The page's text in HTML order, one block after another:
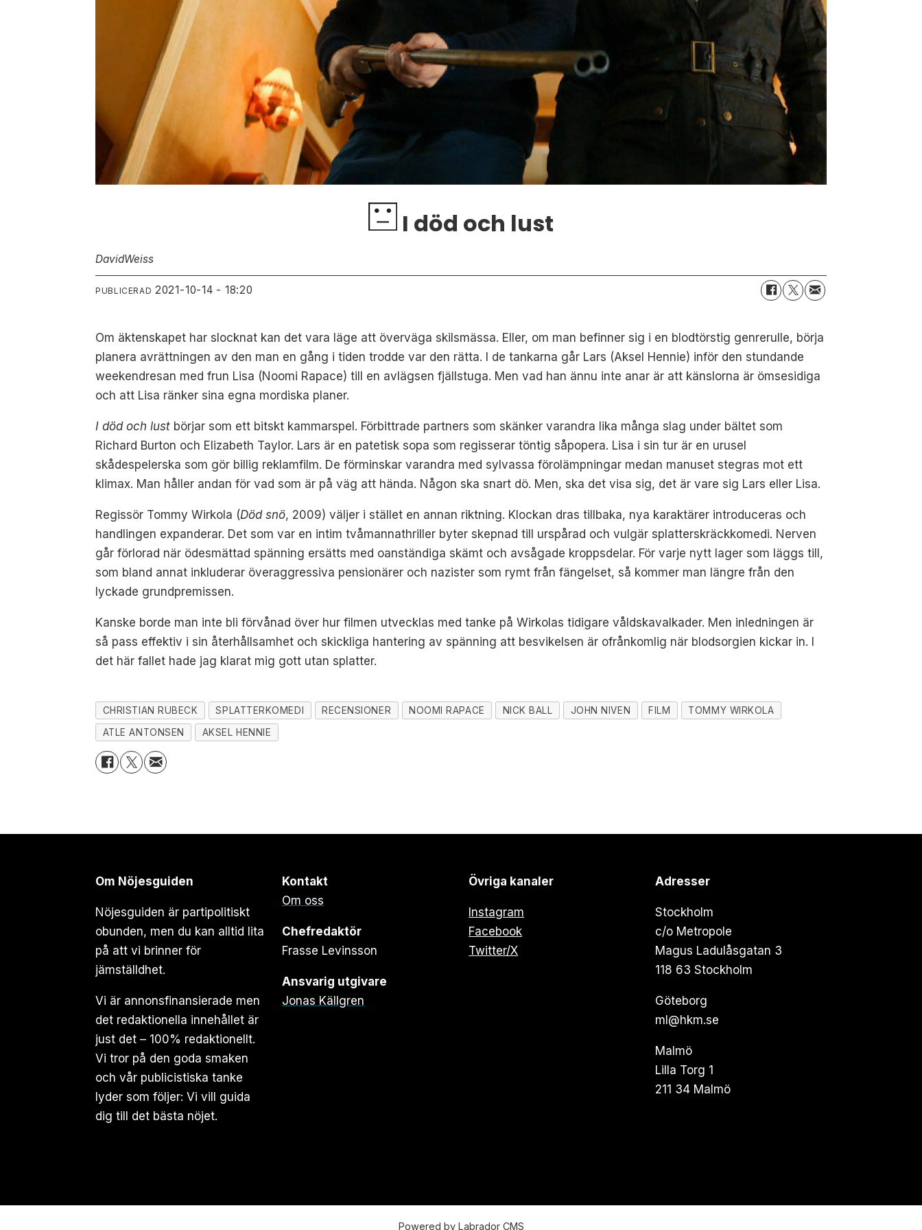
I död och lust
DavidWeiss
PUBLICERAD 2021-10-14 - 18:20
Om äktenskapet har slocknat kan det vara läge att överväga skilsmässa. Eller, om man befinner sig i en blodtörstig genrerulle, börja
planera avrättningen av den man en gång i tiden trodde var den rätta. I de tankarna går Lars (Aksel Hennie) inför den stundande
weekendresan med frun Lisa (Noomi Rapace) till en avlägsen fjällstuga. Men vad han ännu inte anar är att känslorna är ömsesidiga
och att Lisa ränker sina egna mordiska planer.
I död och lust börjar som ett bitskt kammarspel. Förbittrade partners som skänker varandra lika många slag under bältet som
Richard Burton och Elizabeth Taylor. Lars är en patetisk sopa som regisserar töntig såpopera. Lisa i sin tur är en urusel
skådespelerska som gör billig reklamfilm. De förminskar varandra med sylvassa förolämpningar medan manuset stegras mot ett
klimax. Man håller andan för vad som är på väg att hända. Någon ska snart dö. Men, ska det visa sig, det är vare sig Lars eller Lisa.
Regissör Tommy Wirkola (Död snö, 2009) väljer i stället en annan riktning. Klockan dras tillbaka, nya karaktärer introduceras och
handlingen expanderar. Det som var en intim tvåmannathriller byter skepnad till urspårad och vulgär splatterskräckkomedi. Nerven
går förlorad när ödesmättad spänning ersätts med oanständiga skämt och avsågade kroppsdelar. För varje nytt lager som läggs till,
som bland annat inkluderar överaggressiva pensionärer och nazister som rymt från fängelset, så kommer man längre från den
lyckade grundpremissen.
Kanske borde man inte bli förvånad över hur filmen utvecklas med tanke på Wirkolas tidigare våldskavalkader. Men inledningen är
så pass effektiv i sin återhållsamhet och skickliga hantering av spänning att besvikelsen är ofrånkomlig när blodsorgien kickar in. I
det här fallet hade jag klarat mig gott utan splatter.
CHRISTIAN RUBECK SPLATTERKOMEDI RECENSIONER NOOMI RAPACE NICK BALL JOHN NIVEN FILM
TOMMY WIRKOLA
ATLE ANTONSEN
AKSEL HENNIE
Om Nöjesguiden
Nöjesguiden är partipolitiskt
obunden, men du kan alltid lita
på att vi brinner för
jämställdhet.
Vi är annonsfinansierade men
det redaktionella innehållet är
just det – 100% redaktionellt.
Vi tror på den goda smaken
och vår publicistiska tanke
lyder som följer: Vi vill guida
dig till det bästa nöjet.
Kontakt
Om oss
Chefredaktör
Frasse Levinsson
Ansvarig utgivare
Jonas Källgren
Övriga kanaler
Instagram
Facebook
Twitter/X
Adresser
Stockholm
c/o Metropole
Magus Ladulåsgatan 3
118 63 Stockholm
Göteborg
ml@hkm.se
Malmö
Lilla Torg 1
211 34 Malmö
Powered by Labrador CMS